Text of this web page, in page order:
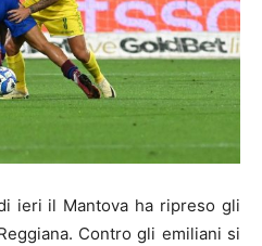
ieri il Mantova ha ripreso gli
Contro gli emiliani si